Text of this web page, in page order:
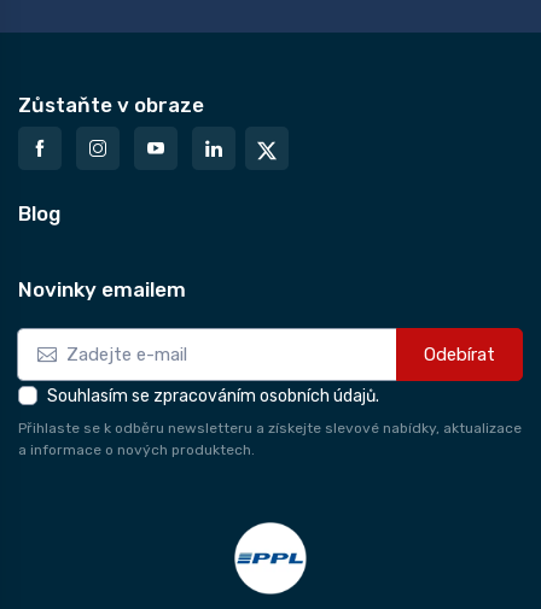
Zůstaňte v obraze
Blog
Novinky emailem
Odebírat
Souhlasím se zpracováním osobních údajů.
Přihlaste se k odběru newsletteru a získejte slevové nabídky, aktualizace
a informace o nových produktech.